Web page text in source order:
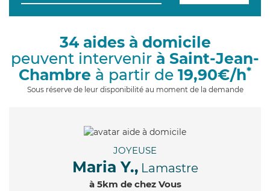
g
i
34 aides à domicile
peuvent intervenir à Saint-Jean-
Chambre à partir de 19,90€/h*
Sous réserve de leur disponibilité au moment de la demande
JOYEUSE
Maria Y., Lamastre
à 5km de chez Vous